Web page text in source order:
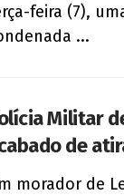
feira (7),
...
Militar
de
morador de